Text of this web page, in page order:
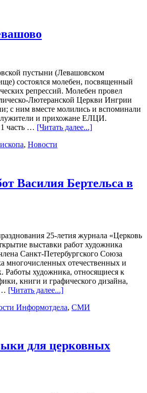
пустыни (Левашовском
состоялся молебен, посвященный
репрессий. Молебен провел
Лютеранской Церкви Ингрии
с ним вместе молились и вспоминали
и прихожане ЕЛЦИ.
часть … [Читать далее...]
, Новости
Василия Бертельса в
25-летия журнала «Церковь
выставки работ художника
Санкт-Петербургского Союза
многочисленных отечественных и
Работы художника, относящиеся к
книги и графического дизайна,
… [Читать далее...]
Информотдела, СМИ
для церковных